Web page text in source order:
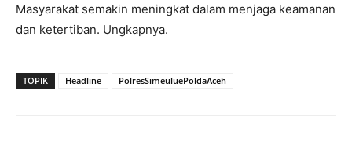
Masyarakat semakin meningkat dalam menjaga keamanan
dan ketertiban. Ungkapnya.
TOPIK Headline PolresSimeuluePoldaAceh